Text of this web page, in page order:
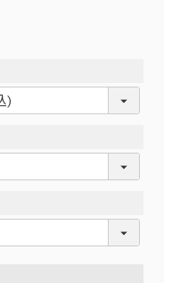
お問い合わせ